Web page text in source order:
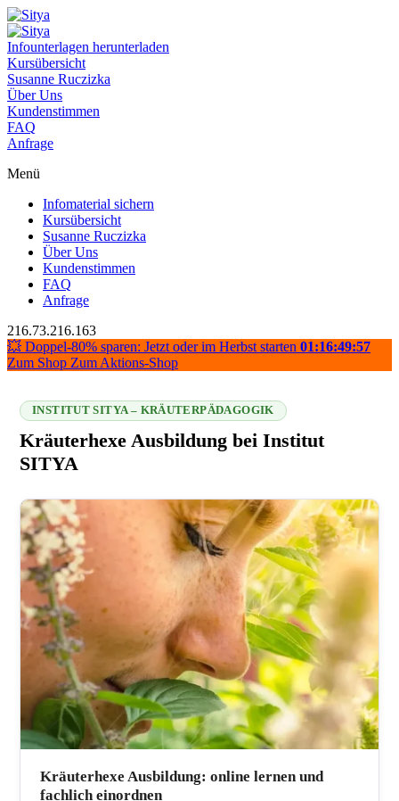
Infounterlagen herunterladen
Kursübersicht
Susanne Ruczizka
Über Uns
Kundenstimmen
FAQ
Anfrage
Menü
Infomaterial sichern
Kursübersicht
Susanne Ruczizka
Über Uns
Kundenstimmen
FAQ
Anfrage
216.73.216.163
💥 Doppel-80% sparen: Jetzt oder im Herbst starten 01:16:49:57
Zum Shop Zum Aktions-Shop
INSTITUT SITYA – KRÄUTERPÄDAGOGIK
Kräuterhexe Ausbildung bei Institut
SITYA
216.73.216.163 2026-08-08 07:08:55
Kräuterhexe Ausbildung: online lernen und
fachlich einordnen